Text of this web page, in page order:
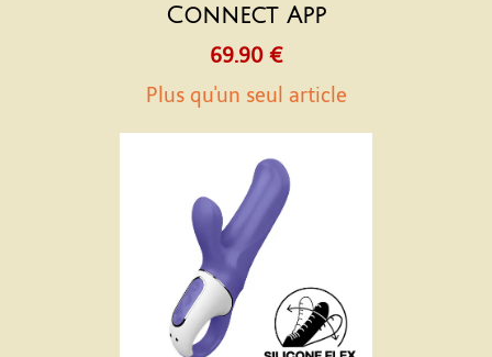
Connect App
69.90 €
Plus qu'un seul article